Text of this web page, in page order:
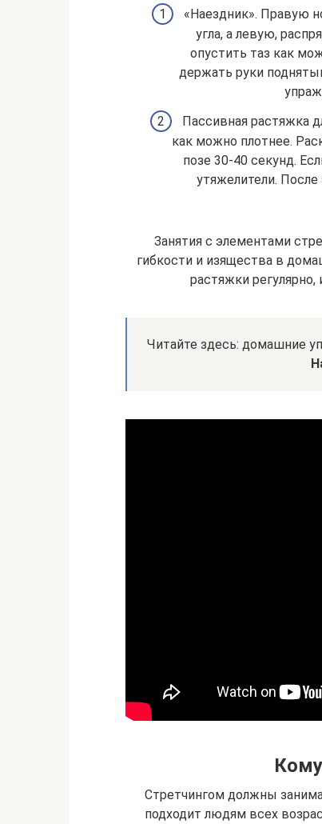
«Наездник». Правую
угла, а левую,
опустить таз как
держать руки
Пассивная растяжка
как можно плотнее.
позе 30-40 секунд.
утяжелители. После
Занятия с элементами
гибкости и изящества в
растяжки
Читайте здесь: домашние
Стретчингом должны
подходит людям всех